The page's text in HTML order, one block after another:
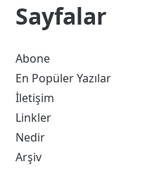
Sayfalar
Abone
En Popüler Yazılar
İletişim
Linkler
Nedir
Arşiv